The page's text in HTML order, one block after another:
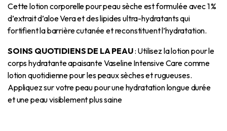
Cette lotion corporelle pour peau sèche est formulée avec 1 %
d’extrait d’aloe Vera et des lipides ultra-hydratants qui
fortifient la barrière cutanée et reconstituent l’hydratation.
SOINS QUOTIDIENS DE LA PEAU: Utilisez la lotion pour le
corps hydratante apaisante Vaseline Intensive Care comme
lotion quotidienne pour les peaux sèches et rugueuses.
Appliquez sur votre peau pour une hydratation longue durée
et une peau visiblement plus saine